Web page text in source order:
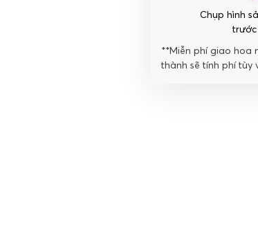
Chụp hình
**Miễn phí giao hoa
thành sẽ tính phí tùy